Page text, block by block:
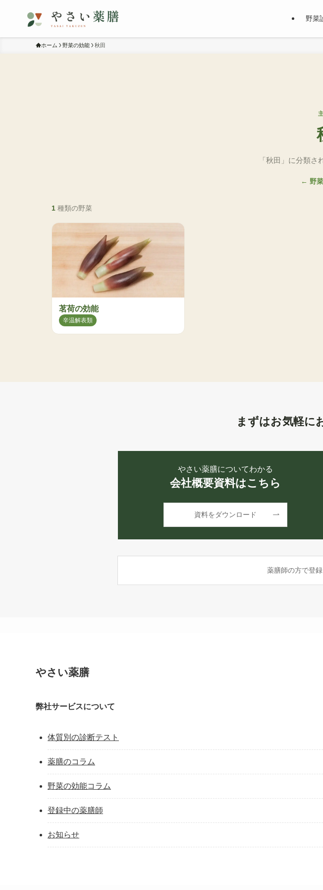
野菜
ホーム 野菜の効能 秋田
「秋田」に分類さ
← 野
1 種類の野菜
茗荷の効能
辛温解表類
まずはお気軽に
やさい薬膳についてわかる
会社概要資料はこちら
資料をダウンロード
薬膳師の方で登
やさい薬膳
弊社サービスについて
体質別の診断テスト
薬膳のコラム
野菜の効能コラム
登録中の薬膳師
お知らせ